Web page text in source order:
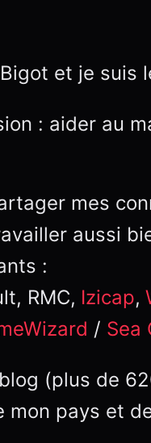
Bigot et je suis
: aider au
mes
aussi
:
RMC, Izicap,
/ Sea
(plus de
pays et